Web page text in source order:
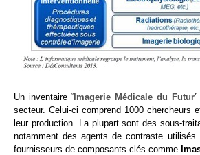
Un inventaire “ Imagerie Médicale du Futur
secteur. Celui-ci comprend 1000
leur production. La plupart sont des sous-
notamment des agents de contraste
fournisseurs de composants clés comme